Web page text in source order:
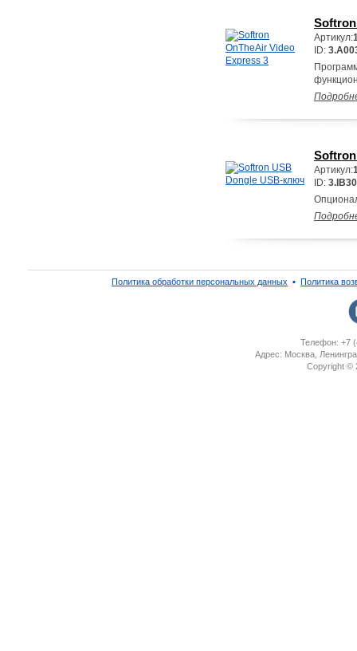
Артикул:
ID:
Артикул:
ID: 3.IB30
Политика обработки персональных данных ▪ Политика
Телефон: +7
Адрес: Москва,
Copyright ©